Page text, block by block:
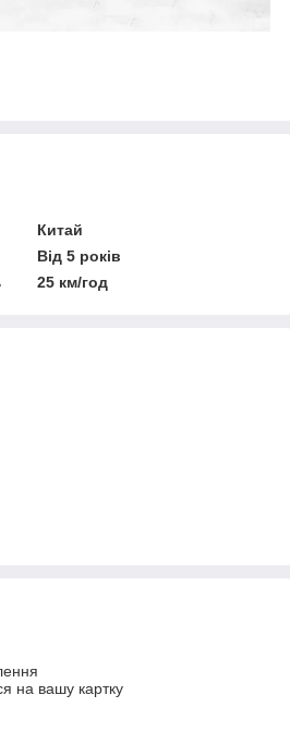
Китай
Від 5 років
25 км/год
на вашу картку